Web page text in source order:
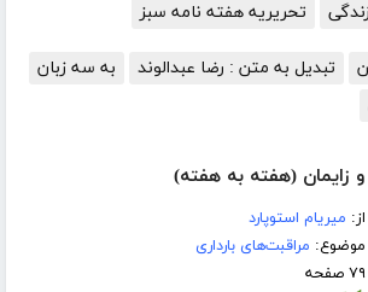
تحریریه هفته نامه سبز
تبدیل به متن : رضا عبدالوند
به سه زبان
زایمان (هفته به هفته)
از: میریام استوپارد
موضوع: مراقبت‌های بارداری
۷۹ صفحه